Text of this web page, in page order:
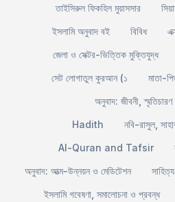
তাইসিরুল ফিকহিল মুয়াসসার
ইসলামি অনুবাদ বই
বিবিধ
জেলা ও সেক্টর-ভিত্তিক মুক্তিযুদ্ধ
সেট লোগাতুল কুরআন (১
মাতা-
অনুবাদ: জীবনী, স্মৃতিচারণ
Hadith
নবি-রাসুল,
Al-Quran and Tafsir
অনুবাদ: আত্ম-উন্নয়ন ও মেডিটেশন
ইসলামি গবেষণা, সমালোচনা ও প্রবন্ধ